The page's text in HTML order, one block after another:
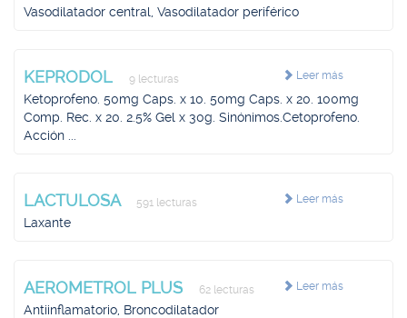
Vasodilatador central, Vasodilatador periférico
Leer más
KEPRODOL 9 lecturas
Ketoprofeno. 50mg Caps. x 10. 50mg Caps. x 20. 100mg
Comp. Rec. x 20. 2.5% Gel x 30g. Sinónimos.Cetoprofeno.
Acción ...
Leer más
LACTULOSA 591 lecturas
Laxante
Leer más
AEROMETROL PLUS 62 lecturas
Antiinflamatorio, Broncodilatador